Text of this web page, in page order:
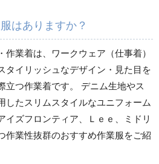
ク
ズボン
シャツ
はありますか？
作業着は、ワークウェア（仕事着）
タイリッシュなデザイン・見た目を
立つ作業着です。 デニム生地やス
したスリムスタイルなユニフォーム
イズフロンティア、Ｌｅｅ、ミドリ
作業性抜群のおすすめ作業服をご紹